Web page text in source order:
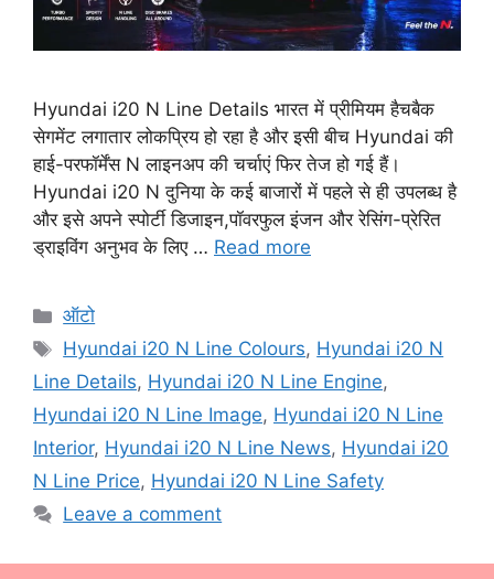
Hyundai i20 N Line Details भारत में प्रीमियम हैचबैक
सेगमेंट लगातार लोकप्रिय हो रहा है और इसी बीच Hyundai की
हाई-परफॉर्मेंस N लाइनअप की चर्चाएं फिर तेज हो गई हैं।
Hyundai i20 N दुनिया के कई बाजारों में पहले से ही उपलब्ध है
और इसे अपने स्पोर्टी डिजाइन,पॉवरफुल इंजन और रेसिंग-प्रेरित
ड्राइविंग अनुभव के लिए … Read more
Categories
ऑटो
Tags
Hyundai i20 N Line Colours, Hyundai i20 N
Line Details, Hyundai i20 N Line Engine,
Hyundai i20 N Line Image, Hyundai i20 N Line
Interior, Hyundai i20 N Line News, Hyundai i20
N Line Price, Hyundai i20 N Line Safety
Leave a comment